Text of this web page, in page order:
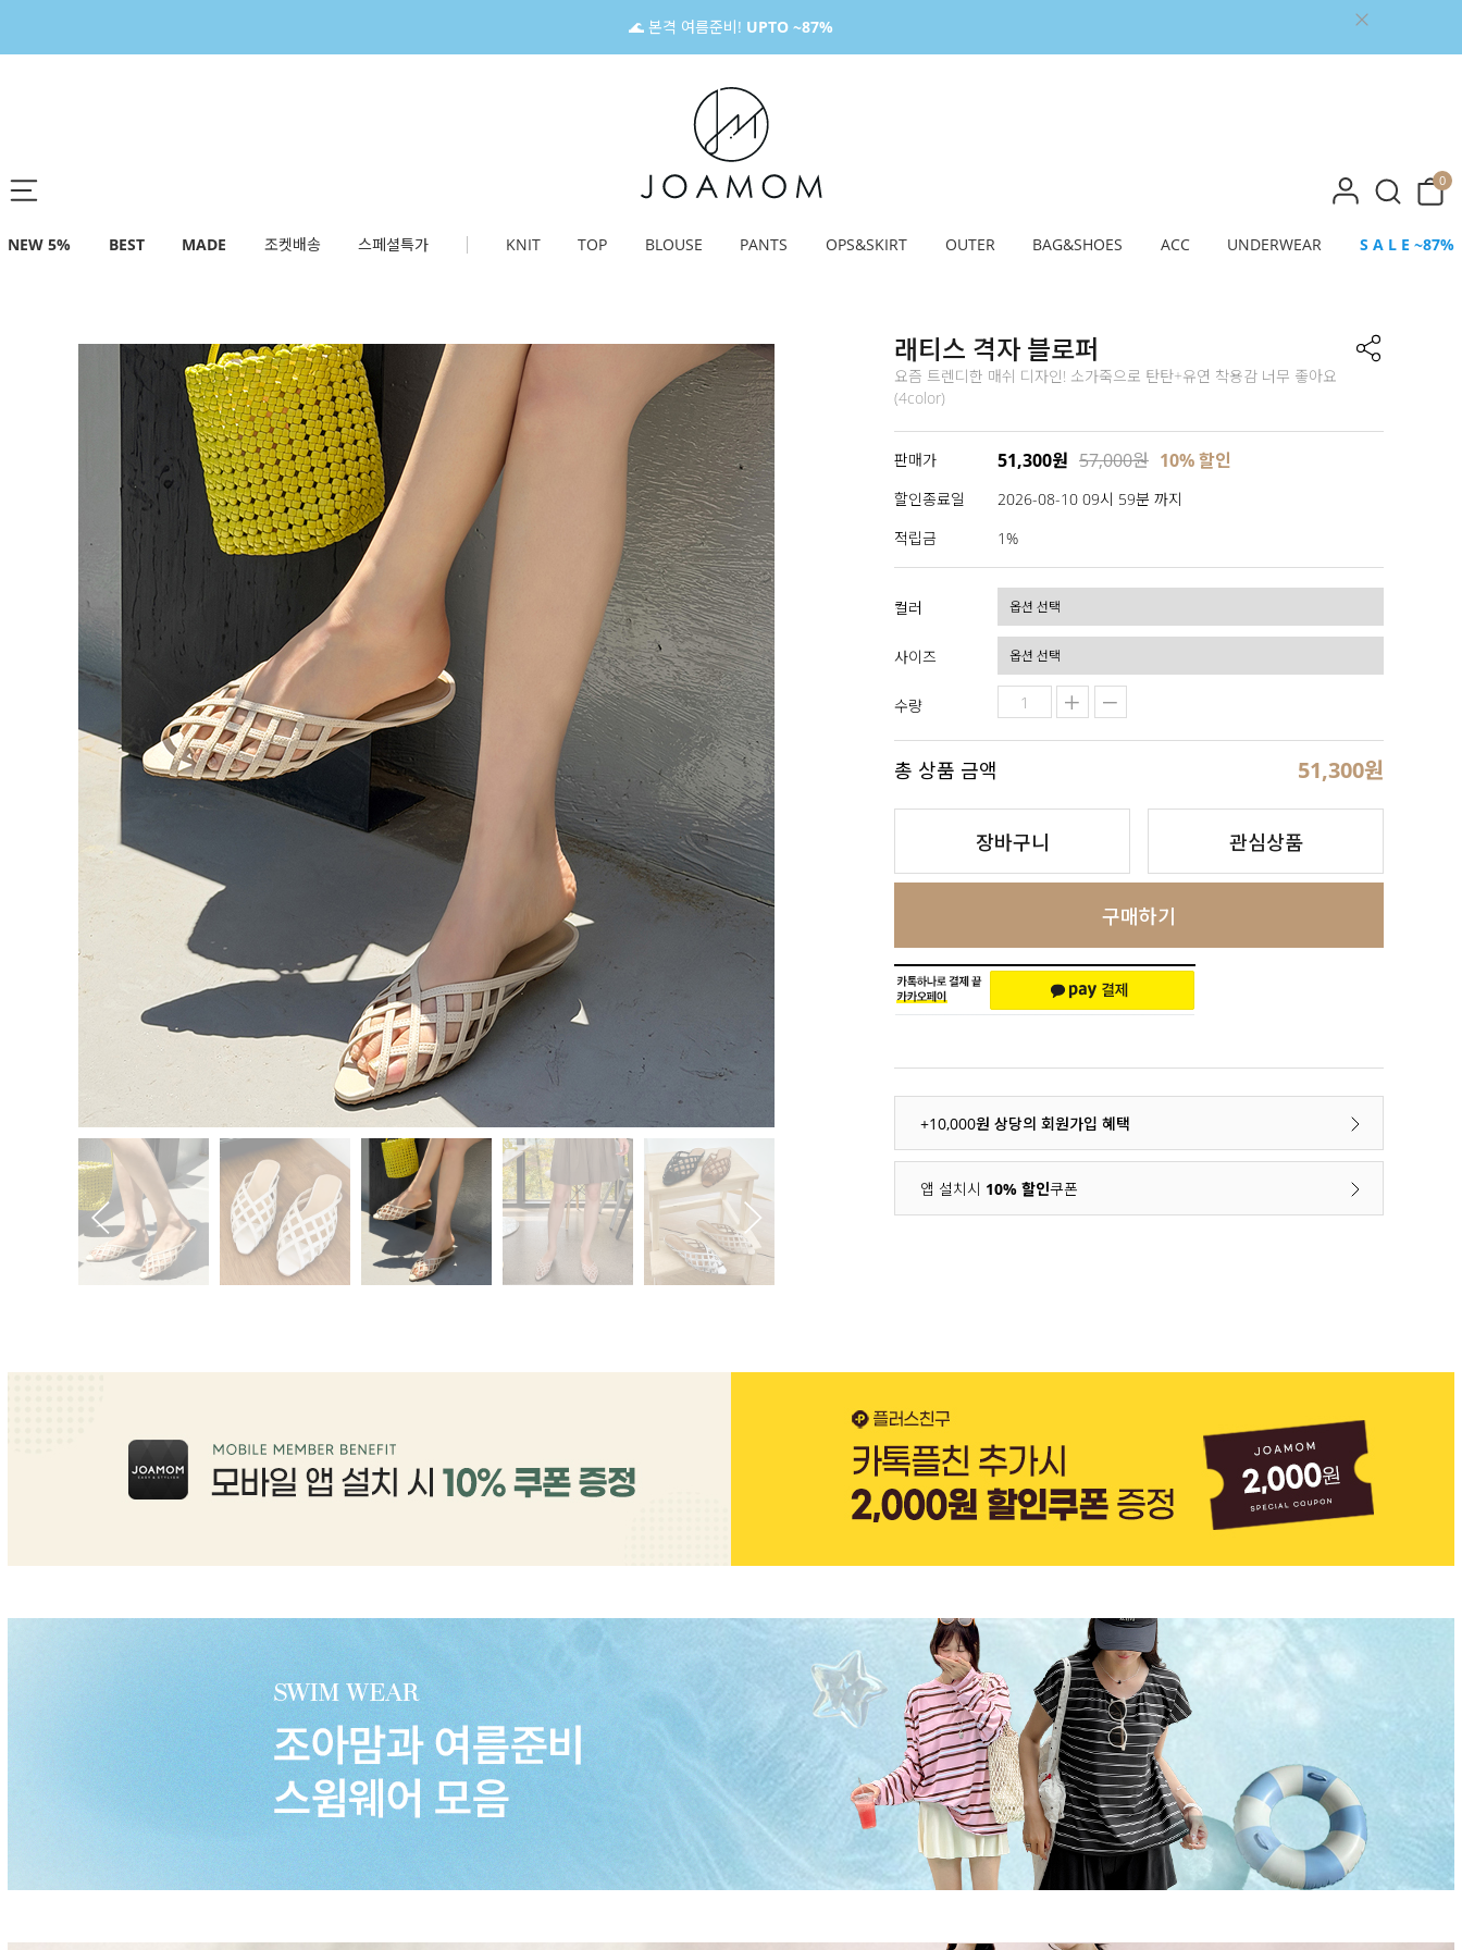
🌊 본격 여름준비! UPTO ~87%
0
NEW 5% BEST MADE 조켓배송 스페셜특가 KNIT TOP BLOUSE PANTS OPS&SKIRT OUTER BAG&SHOES ACC UNDERWEAR S A L E ~87%
래티스 격자 블로퍼
요즘 트렌디한 매쉬 디자인! 소가죽으로 탄탄+유연 착용감 너무 좋아요
(4color)
판매가 51,300원 57,000원 10% 할인
할인종료일
2026-08-10 09시 59분 까지
적립금
1%
컬러
사이즈
수량
총 상품 금액 51,300원
장바구니 관심상품
구매하기
+10,000원 상당의 회원가입 혜택
앱 설치시 10% 할인쿠폰